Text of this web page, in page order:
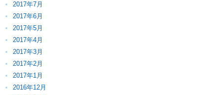
2017年7月
2017年6月
2017年5月
2017年4月
2017年3月
2017年2月
2017年1月
2016年12月